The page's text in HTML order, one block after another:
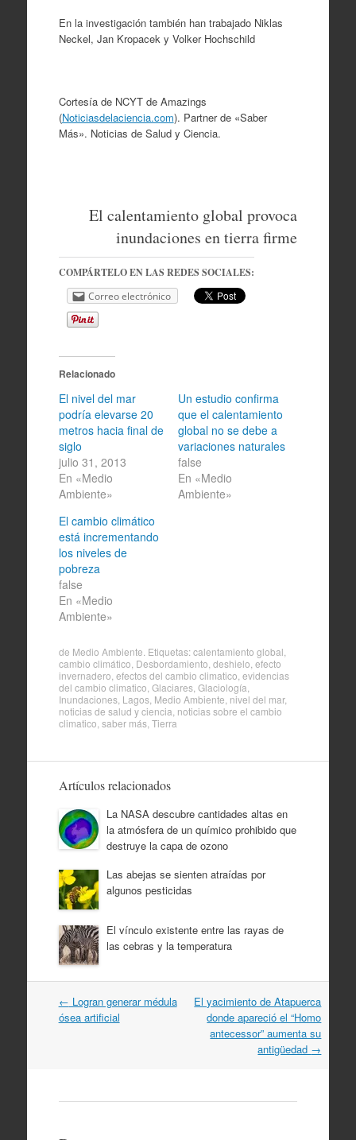
En la investigación también han trabajado Niklas
Neckel, Jan Kropacek y Volker Hochschild
Cortesía de NCYT de Amazings
(Noticiasdelaciencia.com). Partner de «Saber
Más». Noticias de Salud y Ciencia.
El calentamiento global provoca
inundaciones en tierra firme
COMPÁRTELO EN LAS REDES SOCIALES:
Correo electrónico
Relacionado
El nivel del mar
podría elevarse 20
metros hacia final de
siglo
julio 31, 2013
En «Medio
Ambiente»
Un estudio confirma
que el calentamiento
global no se debe a
variaciones naturales
false
En «Medio
Ambiente»
El cambio climático
está incrementando
los niveles de
pobreza
false
En «Medio
Ambiente»
de Medio Ambiente . Etiquetas:calentamiento global
cambio climático Desbordamiento deshielo efecto
invernadero efectos del cambio climatico evidencias
del cambio climatico Glaciares, Glaciología
Inundaciones, Lagos, Medio Ambiente nivel del mar,
noticias de salud y ciencia noticias sobre el cambio
climatico saber más, Tierra
Artículos relacionados
La NASA descubre cantidades altas en
la atmósfera de un químico prohibido que
destruye la capa de ozono
Las abejas se sienten atraídas por
algunos pesticidas
El vínculo existente entre las rayas de
las cebras y la temperatura
Navegación
por
← Logran generar médula
ósea artificial
El yacimiento de Atapuerca
donde apareció el “Homo
antecessor” aumenta su
antigüedad →